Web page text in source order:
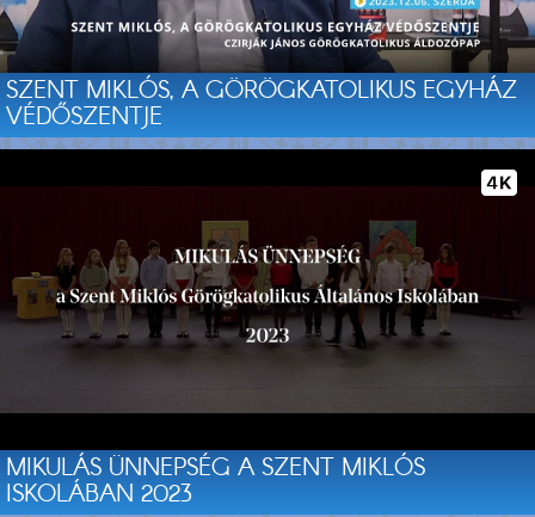
SZENT MIKLÓS, A GÖRÖGKATOLIKUS EGYHÁZ
VÉDŐSZENTJE
MIKULÁS ÜNNEPSÉG A SZENT MIKLÓS
ISKOLÁBAN 2023